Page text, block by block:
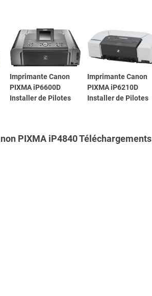
Imprimante Canon
PIXMA iP6600D
Installer de Pilotes
Imprimante Canon
PIXMA iP6210D
Installer de Pilotes
PIXMA iP4840 Téléchargements